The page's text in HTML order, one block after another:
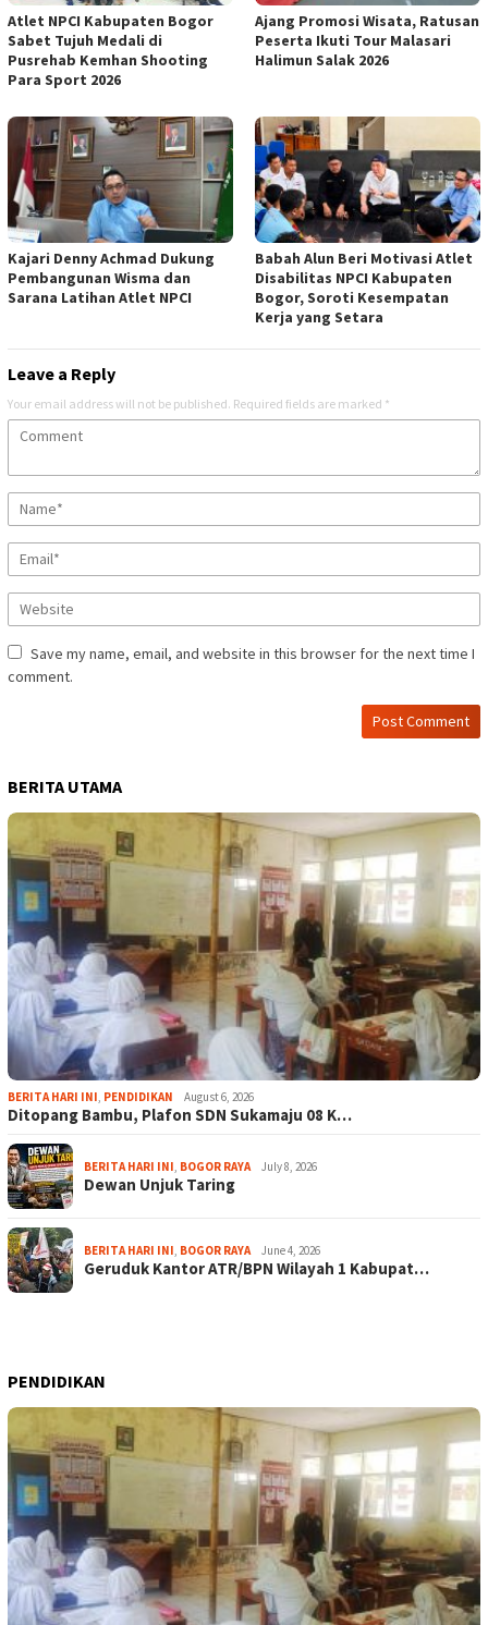
Atlet NPCI Kabupaten Bogor
Sabet Tujuh Medali di
Pusrehab Kemhan Shooting
Para Sport 2026
Ajang Promosi Wisata, Ratusan
Peserta Ikuti Tour Malasari
Halimun Salak 2026
Kajari Denny Achmad Dukung
Pembangunan Wisma dan
Sarana Latihan Atlet NPCI
Babah Alun Beri Motivasi Atlet
Disabilitas NPCI Kabupaten
Bogor, Soroti Kesempatan
Kerja yang Setara
Leave a Reply
Your email address will not be published. Required fields are marked *
Save my name, email, and website in this browser for the next time I
comment.
BERITA UTAMA
BERITA HARI INI PENDIDIKAN August 6, 2026
Ditopang Bambu, Plafon SDN Sukamaju 08 K…
BERITA HARI INI BOGOR RAYA July 8, 2026
Dewan Unjuk Taring
BERITA HARI INI BOGOR RAYA June 4, 2026
Geruduk Kantor ATR/BPN Wilayah 1 Kabupat…
PENDIDIKAN